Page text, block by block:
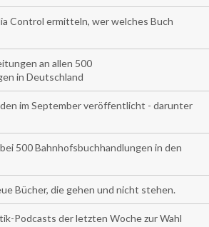
Control ermitteln, wer welches Buch
an allen 500
in Deutschland
im September veröffentlicht - darunter
500 Bahnhofsbuchhandlungen in den
Bücher, die gehen und nicht stehen.
Podcasts der letzten Woche zur Wahl